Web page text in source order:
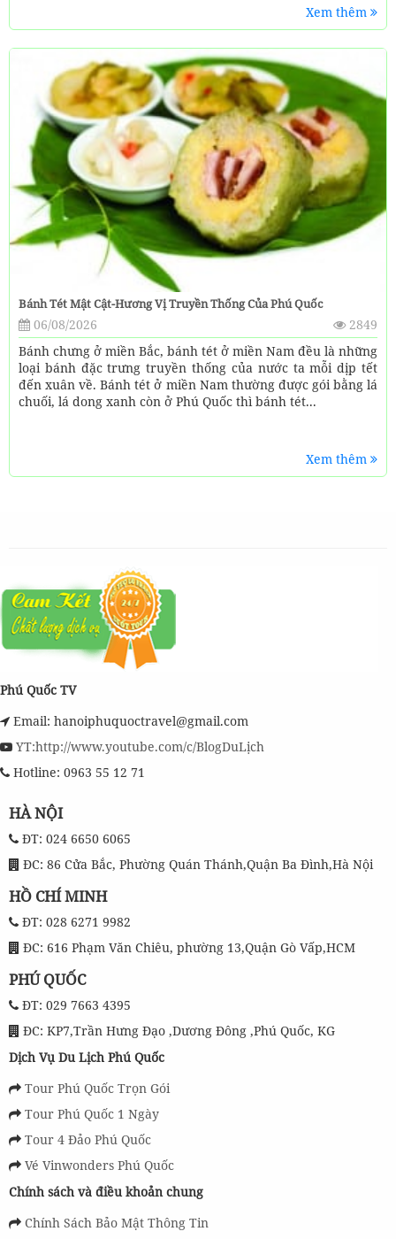
Xem thêm
Bánh Tét Mật Cật-Hương Vị Truyền Thống Của Phú Quốc
06/08/2026
2849
Bánh chưng ở miền Bắc, bánh tét ở miền Nam đều là những
loại bánh đặc trưng truyền thống của nước ta mỗi dịp tết
đến xuân về. Bánh tét ở miền Nam thường được gói bằng lá
chuối, lá dong xanh còn ở Phú Quốc thì bánh tét...
Xem thêm
Phú Quốc TV
Email: hanoiphuquoctravel@gmail.com
YT:http://www.youtube.com/c/BlogDuLịch
Hotline: 0963 55 12 71
HÀ NỘI
ĐT: 024 6650 6065
ĐC: 86 Cửa Bắc, Phường Quán Thánh,Quận Ba Đình,Hà Nội
HỒ CHÍ MINH
ĐT: 028 6271 9982
ĐC: 616 Phạm Văn Chiêu, phường 13,Quận Gò Vấp,HCM
PHÚ QUỐC
ĐT: 029 7663 4395
ĐC: KP7,Trần Hưng Đạo ,Dương Đông ,Phú Quốc, KG
Dịch Vụ Du Lịch Phú Quốc
Tour Phú Quốc Trọn Gói
Tour Phú Quốc 1 Ngày
Tour 4 Đảo Phú Quốc
Vé Vinwonders Phú Quốc
Chính sách và điều khoản chung
Chính Sách Bảo Mật Thông Tin